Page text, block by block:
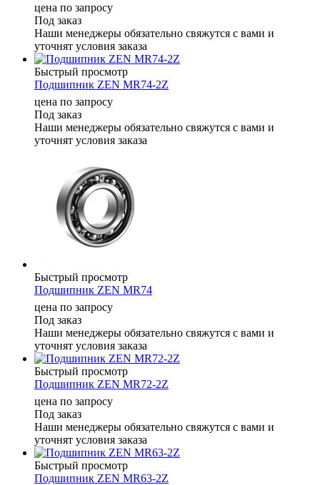
цена по запросу
Под заказ
Наши менеджеры обязательно свяжутся с вами и
уточнят условия заказа
Быстрый просмотр
Подшипник ZEN MR74-2Z
цена по запросу
Под заказ
Наши менеджеры обязательно свяжутся с вами и
уточнят условия заказа
Быстрый просмотр
Подшипник ZEN MR74
цена по запросу
Под заказ
Наши менеджеры обязательно свяжутся с вами и
уточнят условия заказа
Быстрый просмотр
Подшипник ZEN MR72-2Z
цена по запросу
Под заказ
Наши менеджеры обязательно свяжутся с вами и
уточнят условия заказа
Быстрый просмотр
Подшипник ZEN MR63-2Z